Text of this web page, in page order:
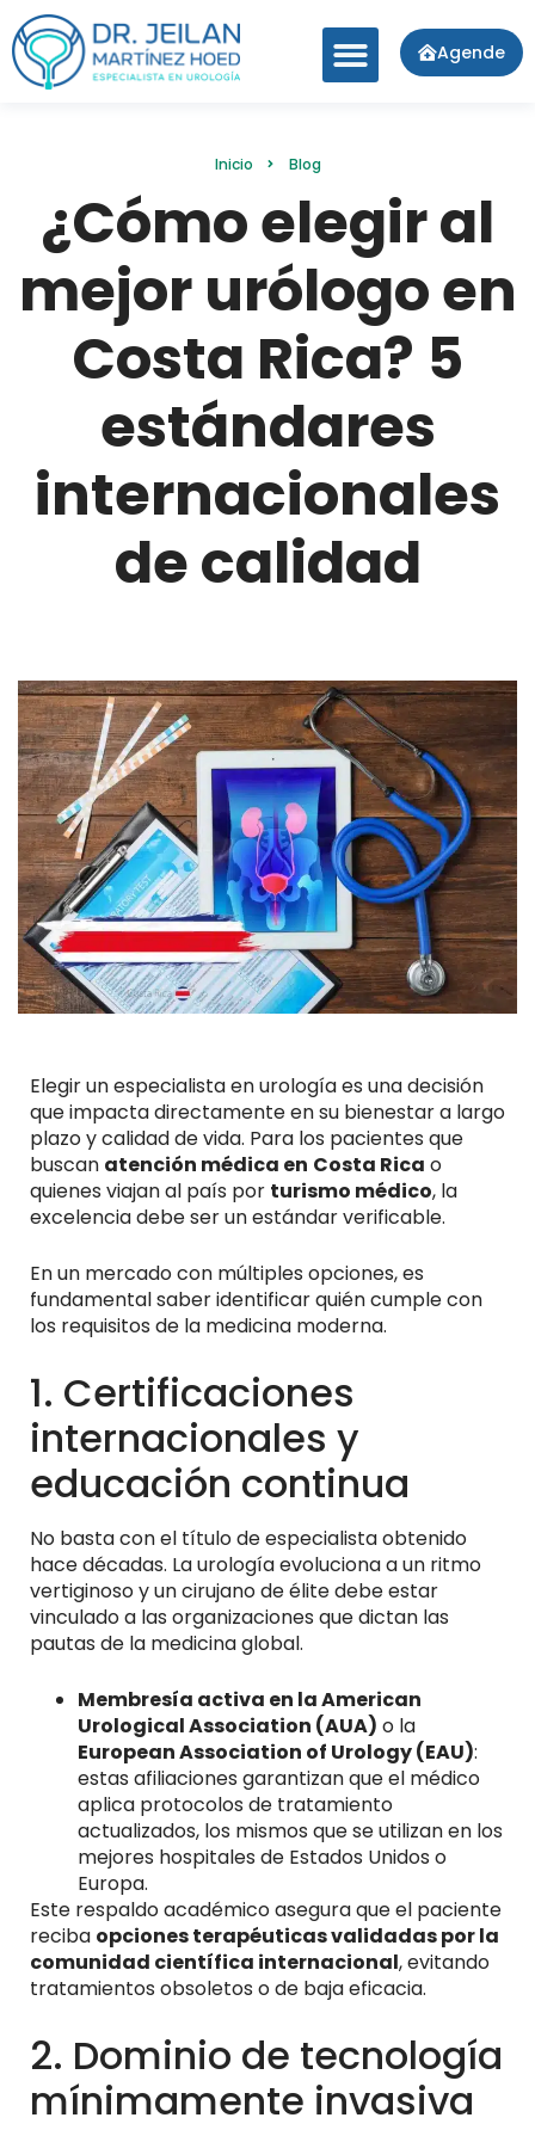
Agende
Inicio Blog
¿Cómo elegir al
mejor urólogo en
Costa Rica? 5
estándares
internacionales
de calidad
Elegir un especialista en urología es una decisión
que impacta directamente en su bienestar a largo
plazo y calidad de vida. Para los pacientes que
buscan atención médica en Costa Rica o
quienes viajan al país por turismo médico, la
excelencia debe ser un estándar verificable.
En un mercado con múltiples opciones, es
fundamental saber identificar quién cumple con
los requisitos de la medicina moderna.
1. Certificaciones
internacionales y
educación continua
No basta con el título de especialista obtenido
hace décadas. La urología evoluciona a un ritmo
vertiginoso y un cirujano de élite debe estar
vinculado a las organizaciones que dictan las
pautas de la medicina global.
Membresía activa en la American
Urological Association (AUA) o la
European Association of Urology (EAU):
estas afiliaciones garantizan que el médico
aplica protocolos de tratamiento
actualizados, los mismos que se utilizan en los
mejores hospitales de Estados Unidos o
Europa.
Este respaldo académico asegura que el paciente
reciba opciones terapéuticas validadas por la
comunidad científica internacional, evitando
tratamientos obsoletos o de baja eficacia.
2. Dominio de tecnología
mínimamente invasiva